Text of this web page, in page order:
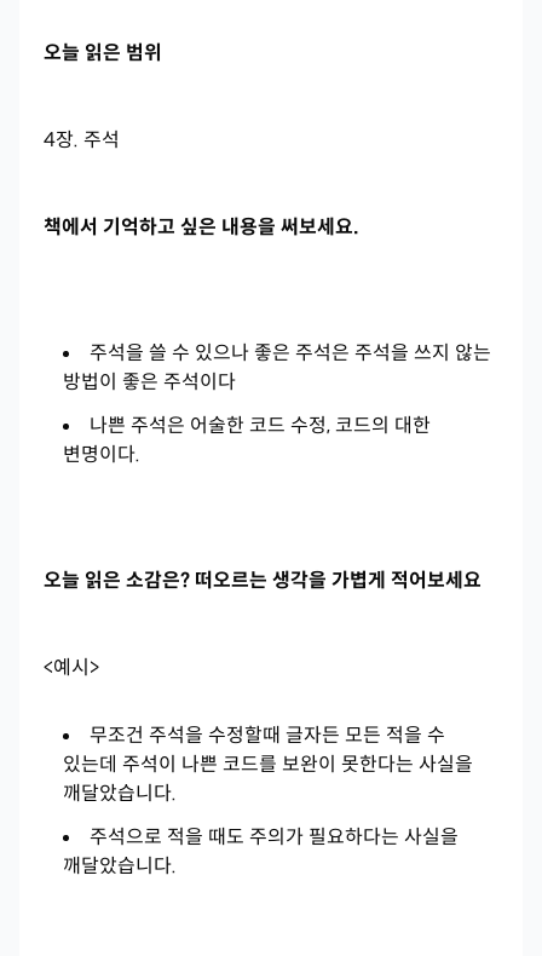
오늘 읽은 범위
4장. 주석
책에서 기억하고 싶은 내용을 써보세요.
주석을 쓸 수 있으나 좋은 주석은 주석을 쓰지 않는
방법이 좋은 주석이다
나쁜 주석은 어술한 코드 수정, 코드의 대한
변명이다.
오늘 읽은 소감은? 떠오르는 생각을 가볍게 적어보세요
<예시>
무조건 주석을 수정할때 글자든 모든 적을 수
있는데 주석이 나쁜 코드를 보완이 못한다는 사실을
깨달았습니다.
주석으로 적을 때도 주의가 필요하다는 사실을
깨달았습니다.